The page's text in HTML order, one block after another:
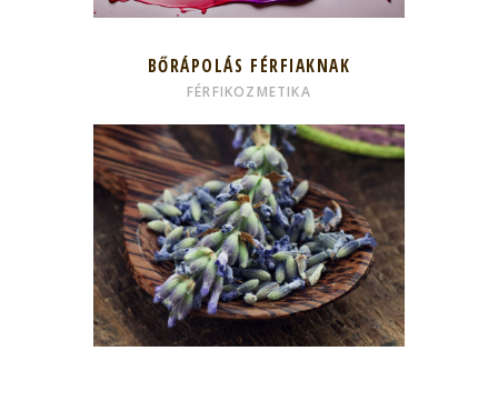
BŐRÁPOLÁS FÉRFIAKNAK
FÉRFIKOZMETIKA